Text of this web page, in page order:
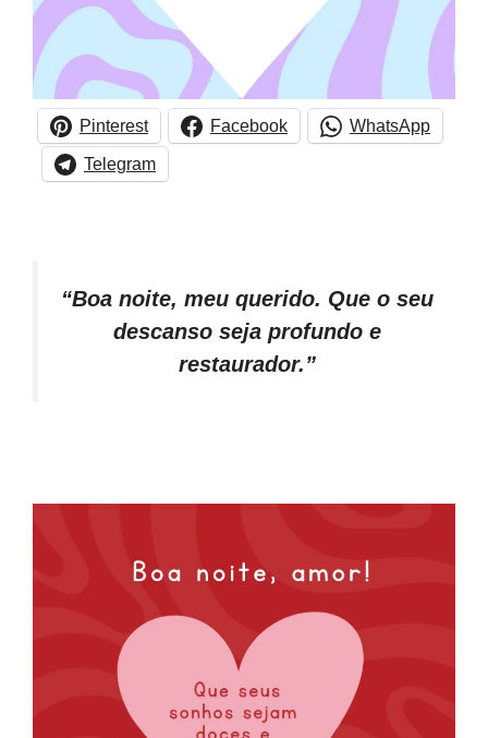
Pinterest Facebook WhatsApp
Telegram
“Boa noite, meu querido. Que o seu
descanso seja profundo e
restaurador.”